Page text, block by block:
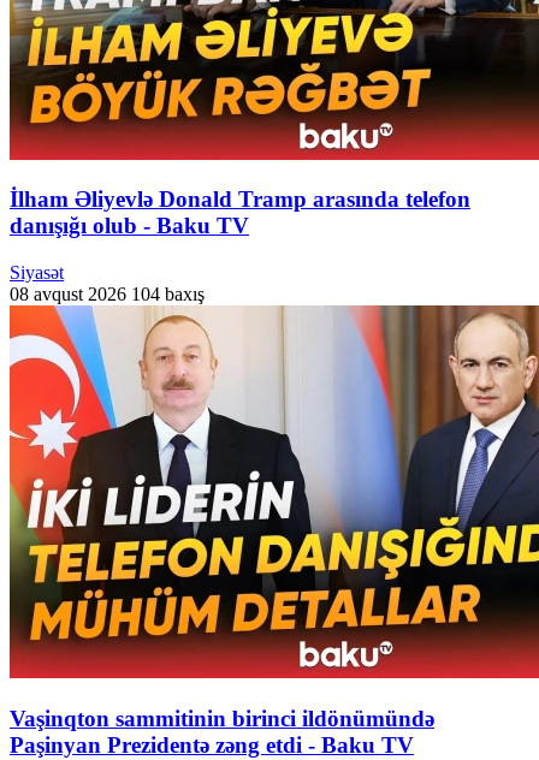
İlham Əliyevlə Donald Tramp arasında telefon
danışığı olub - Baku TV
Siyasət
08 avqust 2026 104 baxış
Vaşinqton sammitinin birinci ildönümündə
Paşinyan Prezidentə zəng etdi - Baku TV